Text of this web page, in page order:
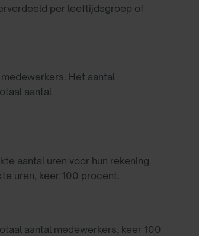
per leeftijdsgroep of
Het aantal
aantal
aantal uren voor hun rekening
uren, keer 100 procent.
aantal medewerkers, keer 100